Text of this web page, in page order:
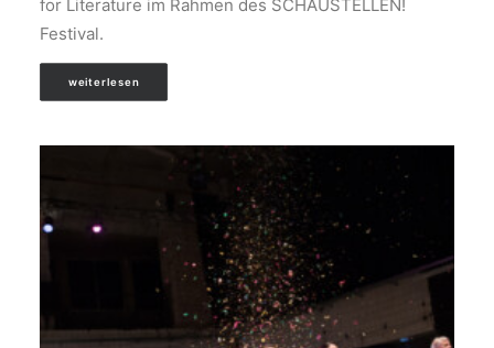
for Literature im Rahmen des SCHAUSTELLEN!
Festival.
weiterlesen